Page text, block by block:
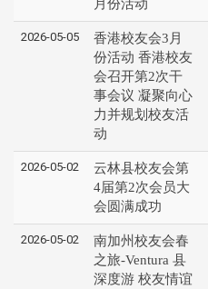
月份活动
2026-05-05
香港校友会3月
份活动 香港校友
会召开第2次干
事会议 凝聚向心
力并规划校友活
动
2026-05-02
云林县校友会第
4届第2次会员大
会圆满成功
2026-05-02
南加州校友会春
之旅-Ventura 县
深度游 校友情谊